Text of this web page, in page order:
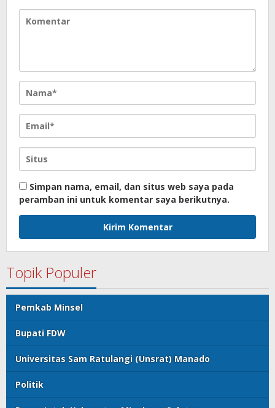
Simpan nama, email, dan situs web saya pada
peramban ini untuk komentar saya berikutnya.
Topik Populer
Pemkab Minsel
Bupati FDW
Universitas Sam Ratulangi (Unsrat) Manado
Politik